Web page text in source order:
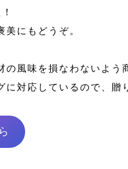
にもどうぞ。
の風味を損なわないよ
に対応しているので、贈